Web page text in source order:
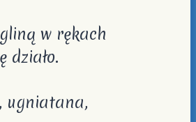
w rękach
działo.
ugniatana,